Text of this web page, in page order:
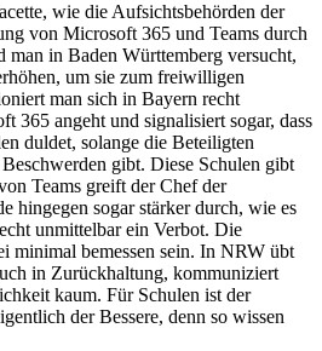
wie die Aufsichtsbehörden der
von Microsoft 365 und Teams durch
man in Baden Württemberg versucht,
um sie zum freiwilligen
man sich in Bayern recht
365 angeht und signalisiert sogar, dass
duldet, solange die Beteiligten
gibt. Diese Schulen gibt
Teams greift der Chef der
hingegen sogar stärker durch, wie es
unmittelbar ein Verbot. Die
minimal bemessen sein. In NRW übt
in Zurückhaltung, kommuniziert
kaum. Für Schulen ist der
der Bessere, denn so wissen